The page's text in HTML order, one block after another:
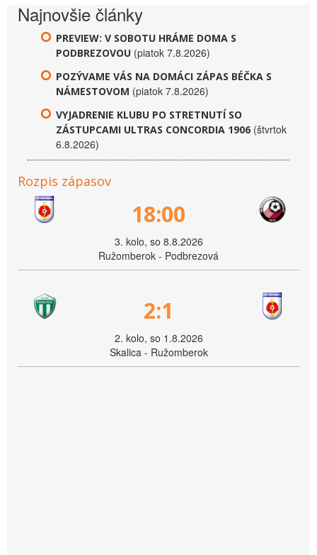
Najnovšie články
PREVIEW: V SOBOTU HRÁME DOMA S
PODBREZOVOU (piatok 7.8.2026)
POZÝVAME VÁS NA DOMÁCI ZÁPAS BÉČKA S
NÁMESTOVOM (piatok 7.8.2026)
VYJADRENIE KLUBU PO STRETNUTÍ SO
ZÁSTUPCAMI ULTRAS CONCORDIA 1906 (štvrtok
6.8.2026)
Rozpis zápasov
18:00
3. kolo, so 8.8.2026
Ružomberok - Podbrezová
2:1
2. kolo, so 1.8.2026
Skalica - Ružomberok